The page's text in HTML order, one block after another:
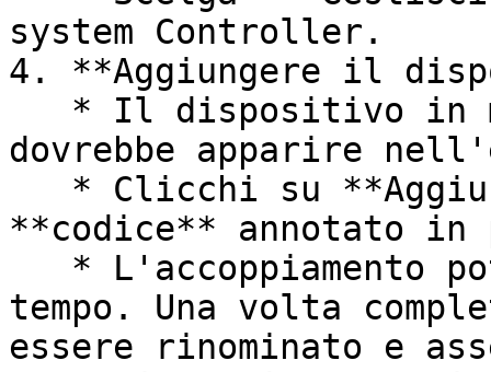
system Controller.
4. **Aggiungere il
dovrebbe apparire
**codice** annotato in
tempo. Una volta
essere rinominato e